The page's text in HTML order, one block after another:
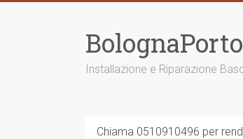
Installazione e Riparazione
Chiama 0510910496 per